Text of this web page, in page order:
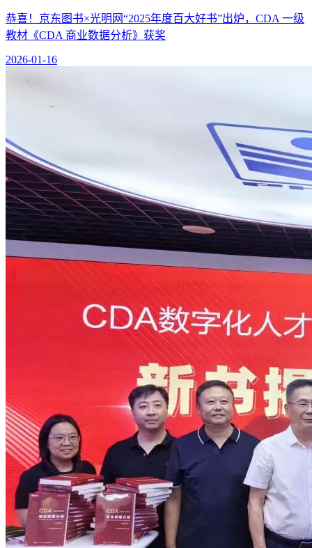
恭喜！京东图书×光明网“2025年度百大好书”出炉，CDA 一级
教材《CDA 商业数据分析》获奖
2026-01-16